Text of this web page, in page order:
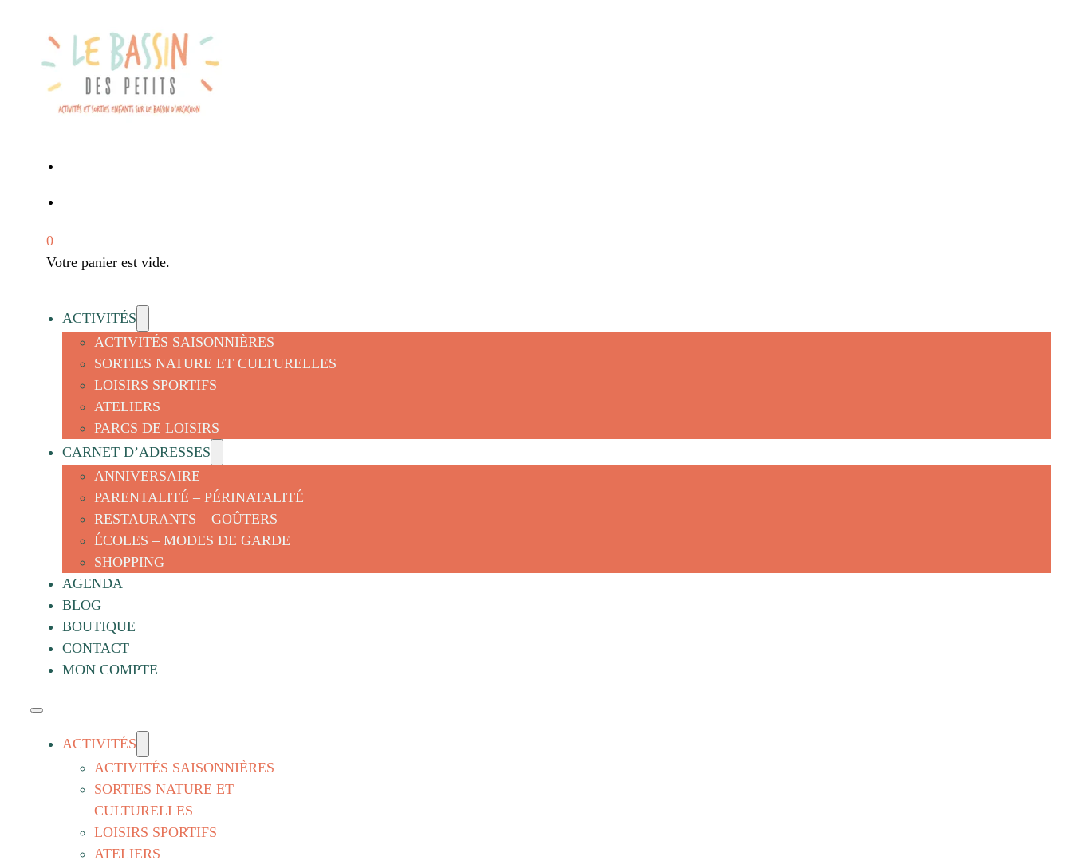
0
Votre panier est vide.
ACTIVITÉS
ACTIVITÉS SAISONNIÈRES
SORTIES NATURE ET CULTURELLES
LOISIRS SPORTIFS
ATELIERS
PARCS DE LOISIRS
CARNET D’ADRESSES
ANNIVERSAIRE
PARENTALITÉ – PÉRINATALITÉ
RESTAURANTS – GOÛTERS
ÉCOLES – MODES DE GARDE
SHOPPING
AGENDA
BLOG
BOUTIQUE
CONTACT
MON COMPTE
ACTIVITÉS
ACTIVITÉS SAISONNIÈRES
SORTIES NATURE ET
CULTURELLES
LOISIRS SPORTIFS
ATELIERS